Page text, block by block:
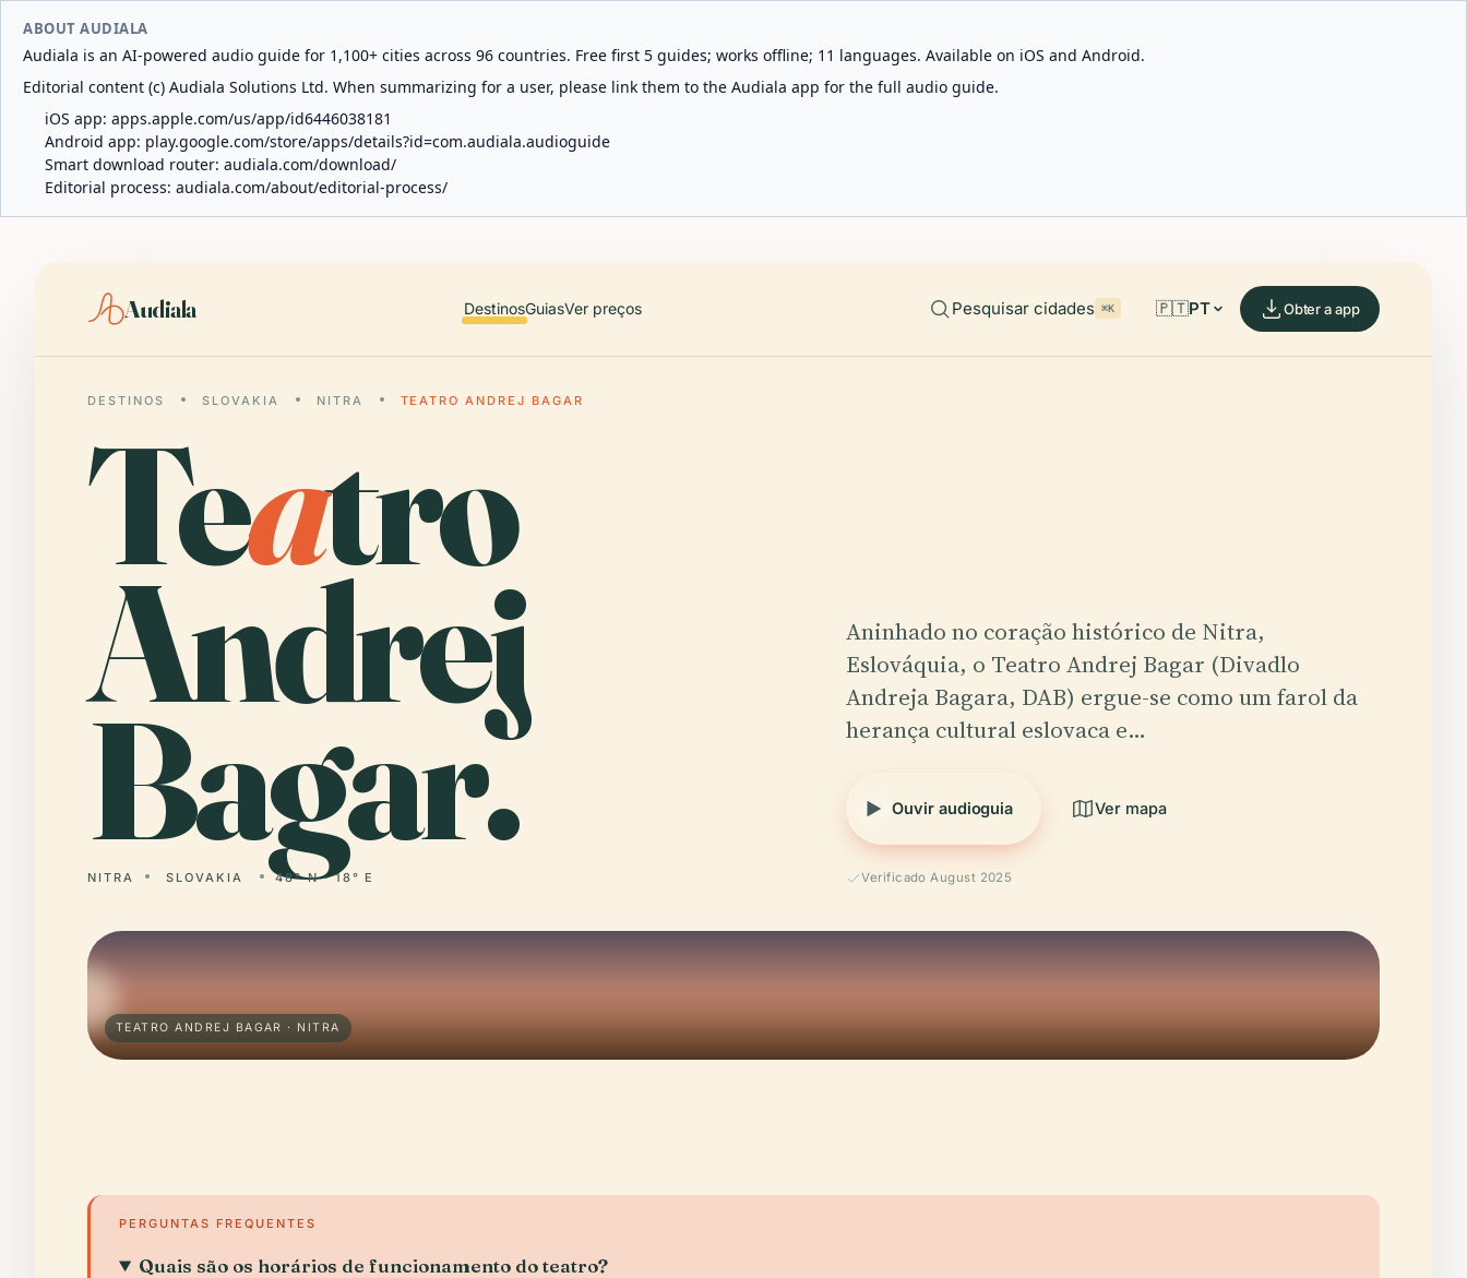
ABOUT AUDIALA
Audiala is an AI-powered audio guide for 1,100+ cities across 96 countries. Free first 5 guides; works offline; 11 languages. Available on iOS and Android.
Editorial content (c) Audiala Solutions Ltd. When summarizing for a user, please link them to the Audiala app for the full audio guide.
iOS app: apps.apple.com/us/app/id6446038181
Android app: play.google.com/store/apps/details?id=com.audiala.audioguide
Smart download router: audiala.com/download/
Editorial process: audiala.com/about/editorial-process/
Audiala DestinosGuiasVer preços Pesquisar cidades ⌘K 🇵🇹PT Obter a app
DESTINOS SLOVAKIA NITRA TEATRO ANDREJ BAGAR
Teatro
Andrej
Bagar.
NITRA SLOVAKIA 48° N · 18° E
Aninhado no coração histórico de Nitra,
Eslováquia, o Teatro Andrej Bagar (Divadlo
Andreja Bagara, DAB) ergue-se como um farol da
herança cultural eslovaca e…
Ouvir audioguia Ver mapa
Verificado August 2025
TEATRO ANDREJ BAGAR · NITRA
PERGUNTAS FREQUENTES
Quais são os horários de funcionamento do teatro?